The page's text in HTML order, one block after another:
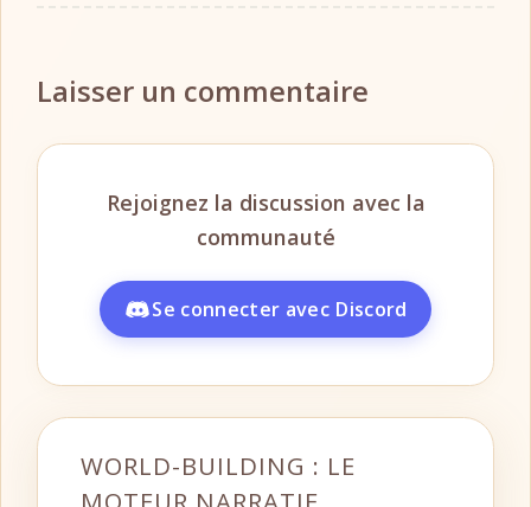
Laisser un commentaire
WORLD-BUILDING : LE